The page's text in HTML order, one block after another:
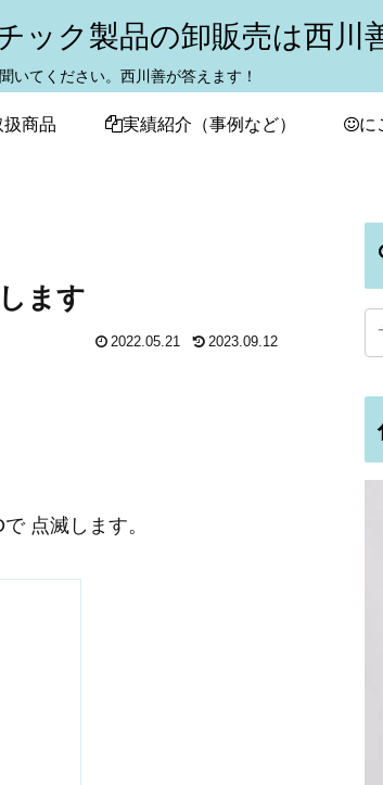
ック製品の卸販売は西川
いてください。西川善が答えます！
扱商品 実績紹介（事例など） に
ます
2022.05.21 2023.09.12
点滅します。